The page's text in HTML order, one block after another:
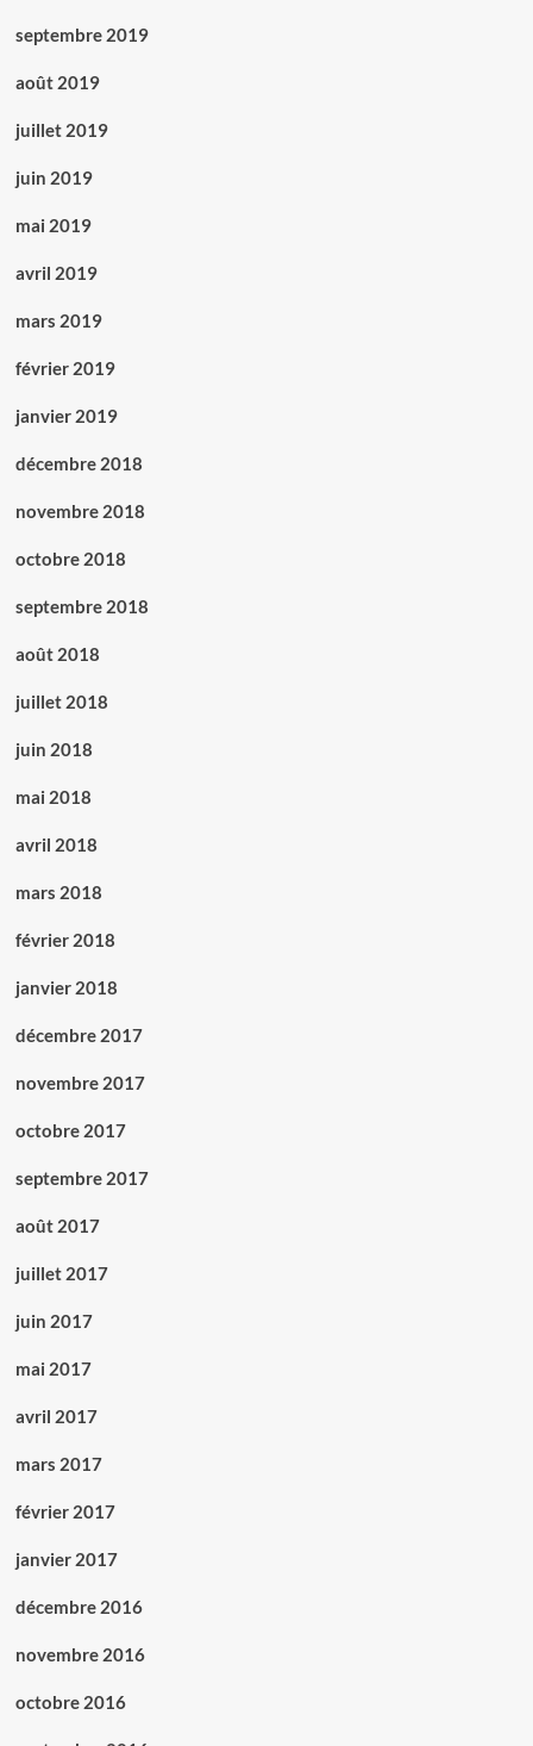
septembre 2019
août 2019
juillet 2019
juin 2019
mai 2019
avril 2019
mars 2019
février 2019
janvier 2019
décembre 2018
novembre 2018
octobre 2018
septembre 2018
août 2018
juillet 2018
juin 2018
mai 2018
avril 2018
mars 2018
février 2018
janvier 2018
décembre 2017
novembre 2017
octobre 2017
septembre 2017
août 2017
juillet 2017
juin 2017
mai 2017
avril 2017
mars 2017
février 2017
janvier 2017
décembre 2016
novembre 2016
octobre 2016